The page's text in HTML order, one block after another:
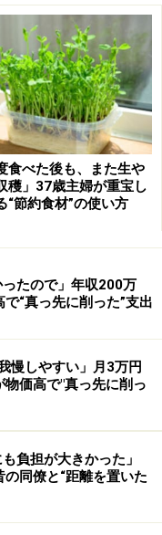
っても生活に影響
局毎月の支払いが1
めにいろいろ節約し
持ちでした。実家暮
ましいと思います」
をつくらないで
理しているのでし
聞きました。
かに副業もしてい
ごとく、一生懸命頑
食べた後も、また生や
穫」37歳主婦が重宝し
“節約食材”の使い方
ったので」年収200万
“真っ先に削った”支出
慢しやすい」月3万円
価高で"真っ先に削っ
負担が大きかった」
同僚と“距離を置いた